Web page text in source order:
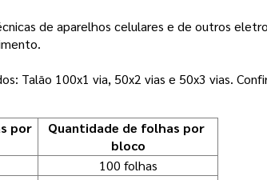
de aparelhos celulares e de outros
Talão 100x1 via, 50x2 vias e 50x3 vias.
por
Quantidade de folhas por
bloco
100 folhas